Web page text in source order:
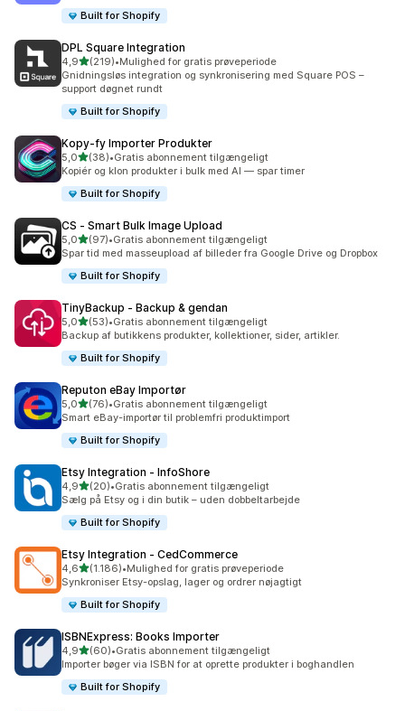
Built for Shopify
DPL Square Integration
4,9ud af 5 stjerner
(219)
219 anmeldelser i alt
•Mulighed for gratis prøveperiode
Gnidningsløs integration og synkronisering med Square POS –
support døgnet rundt
Built for Shopify
Kopy‑fy Importer Produkter
5,0ud af 5 stjerner
(38)
38 anmeldelser i alt
•Gratis abonnement tilgængeligt
Kopiér og klon produkter i bulk med AI — spar timer
Built for Shopify
CS ‑ Smart Bulk Image Upload
5,0ud af 5 stjerner
(97)
97 anmeldelser i alt
•Gratis abonnement tilgængeligt
Spar tid med masseupload af billeder fra Google Drive og Dropbox
Built for Shopify
TinyBackup ‑ Backup & gendan
5,0ud af 5 stjerner
(53)
53 anmeldelser i alt
•Gratis abonnement tilgængeligt
Backup af butikkens produkter, kollektioner, sider, artikler.
Built for Shopify
Reputon eBay Importør
5,0ud af 5 stjerner
(76)
76 anmeldelser i alt
•Gratis abonnement tilgængeligt
Smart eBay-importør til problemfri produktimport
Built for Shopify
Etsy Integration ‑ InfoShore
4,9ud af 5 stjerner
(20)
20 anmeldelser i alt
•Gratis abonnement tilgængeligt
Sælg på Etsy og i din butik – uden dobbeltarbejde
Built for Shopify
Etsy Integration ‑ CedCommerce
4,6ud af 5 stjerner
(1.186)
1186 anmeldelser i alt
•Mulighed for gratis prøveperiode
Synkroniser Etsy-opslag, lager og ordrer nøjagtigt
Built for Shopify
ISBNExpress: Books Importer
4,9ud af 5 stjerner
(60)
60 anmeldelser i alt
•Gratis abonnement tilgængeligt
Importer bøger via ISBN for at oprette produkter i boghandlen
Built for Shopify